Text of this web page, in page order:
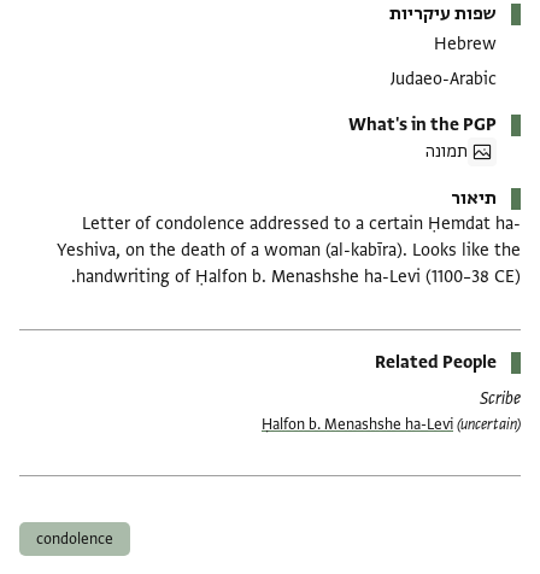
שפות עיקריות
Hebrew
Judaeo-Arabic
What's in the PGP
תמונה
תיאור
Letter of condolence addressed to a certain Ḥemdat ha-
Yeshiva, on the death of a woman (al-kabīra). Looks like the
handwriting of Ḥalfon b. Menashshe ha-Levi (1100–38 CE).
Related People
Scribe
Ḥalfon b. Menashshe ha-Levi (uncertain)
condolence